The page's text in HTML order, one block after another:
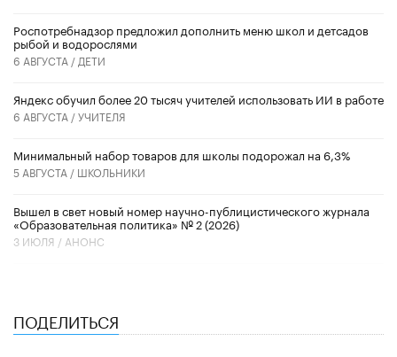
Роспотребнадзор предложил дополнить меню школ и детсадов
рыбой и водорослями
6 АВГУСТА / ДЕТИ
​Яндекс обучил более 20 тысяч учителей использовать ИИ в работе
6 АВГУСТА /УЧИТЕЛЯ
Минимальный набор товаров для школы подорожал на 6,3%
5 АВГУСТА / ШКОЛЬНИКИ
Вышел в свет новый номер научно-публицистического журнала
«Образовательная политика» № 2 (2026)
3 ИЮЛЯ / АНОНС
ПОДЕЛИТЬСЯ